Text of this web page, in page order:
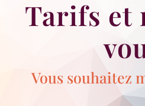
Tarifs et
Vous souhaitez